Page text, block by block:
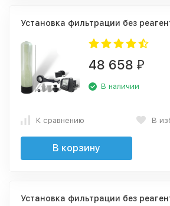
Установка фильтрации без
48 658 ₽
В наличии
К сравнению В
В корзину
Установка фильтрации без